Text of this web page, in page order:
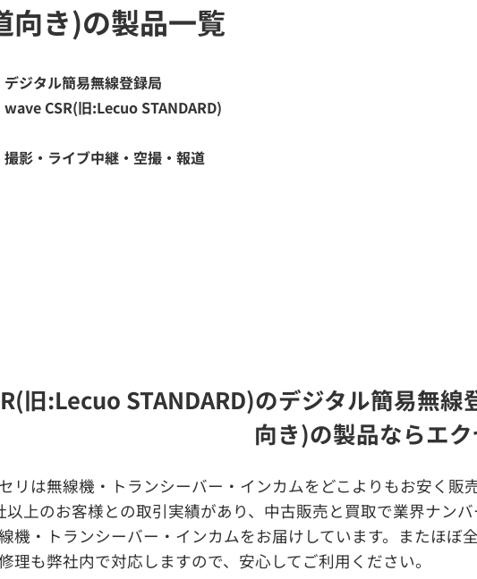
向き)の製品一覧
デジタル簡易無線登録局
wave CSR(旧:Lecuo STANDARD)
撮影・ライブ中継・空撮・報道
旧:Lecuo STANDARD)のデジタル簡易無
向き)の製品ならエク
リは無線機・トランシーバー・インカムをどこよりもお安く販
以上のお客様との取引実績があり、中古販売と買取で業界ナン
機・トランシーバー・インカムをお届けしています。またほぼ
理も弊社内で対応しますので、安心してご利用ください。